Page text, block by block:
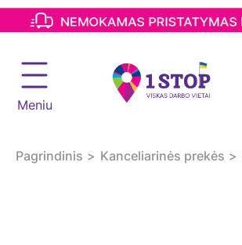
Meniu
Pagrindinis Kanceliarinės prekės